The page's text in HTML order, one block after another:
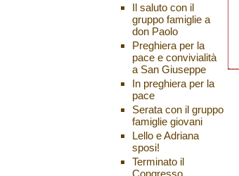
Il saluto con il
gruppo famiglie a
don Paolo
Preghiera per la
pace e convivialità
a San Giuseppe
In preghiera per la
pace
Serata con il gruppo
famiglie giovani
Lello e Adriana
sposi!
Terminato il
Congresso